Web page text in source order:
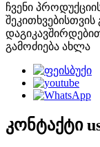
ჩვენი
გამოძიება ახლა
კონტაქტი